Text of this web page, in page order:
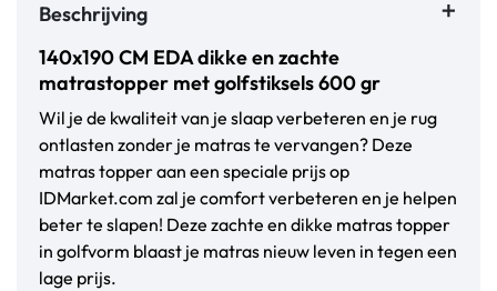
Beschrijving
140x190 CM EDA dikke en zachte
matrastopper met golfstiksels 600 gr
Wil je de kwaliteit van je slaap verbeteren en je rug
ontlasten zonder je matras te vervangen? Deze
matras topper aan een speciale prijs op
IDMarket.com zal je comfort verbeteren en je helpen
beter te slapen! Deze zachte en dikke matras topper
in golfvorm blaast je matras nieuw leven in tegen een
lage prijs.